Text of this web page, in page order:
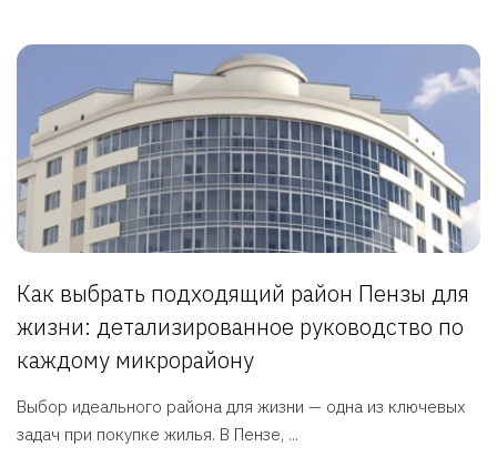
Как выбрать подходящий район Пензы для
жизни: детализированное руководство по
каждому микрорайону
Выбор идеального района для жизни — одна из ключевых
задач при покупке жилья. В Пензе, ...